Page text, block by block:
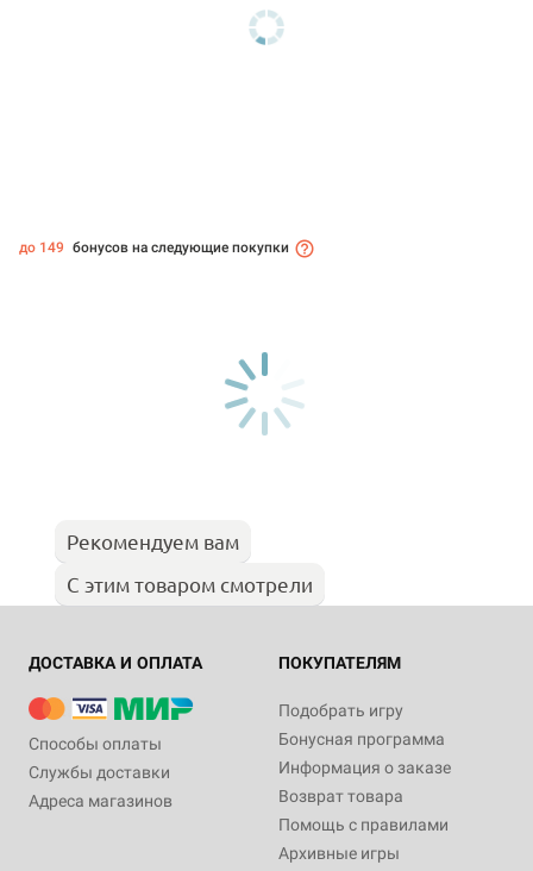
до 149 бонусов на следующие покупки
Рекомендуем вам
С этим товаром смотрели
ДОСТАВКА И ОПЛАТА
Способы оплаты
Службы доставки
Адреса магазинов
ПОКУПАТЕЛЯМ
Подобрать игру
Бонусная программа
Информация о заказе
Возврат товара
Помощь с правилами
Архивные игры